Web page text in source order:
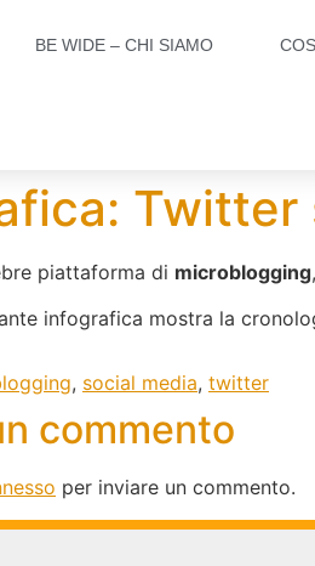
BE WIDE – CHI SIAMO
piattaforma di microblogging
infografica mostra la
, social media, twitter
commento
per inviare un commento.